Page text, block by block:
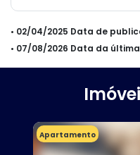
• 02/04/2025 Data de
• 07/08/2026 Data da
Apartamento